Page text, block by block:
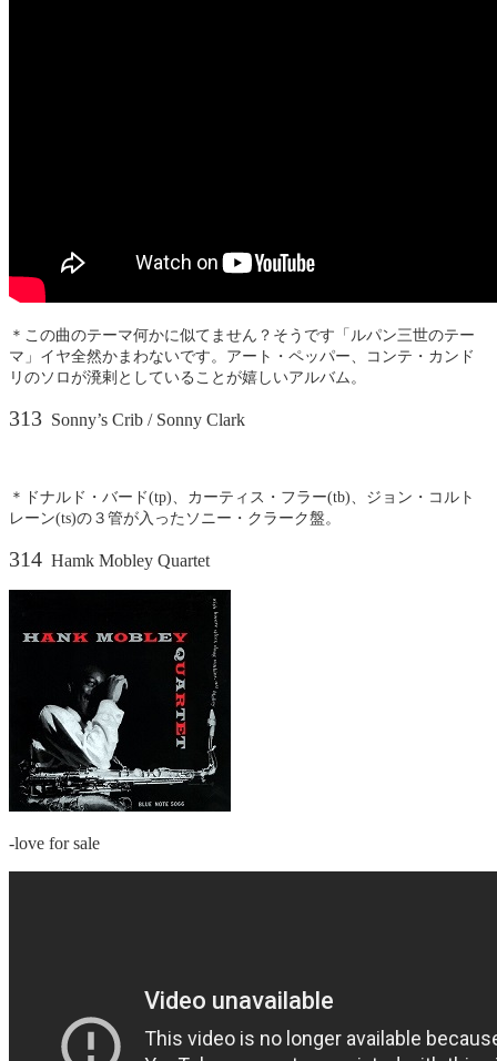
＊この曲のテーマ何かに似てません？そうです「ルパン三世のテー
マ」イヤ全然かまわないです。アート・ペッパー、コンテ・カンド
リのソロが溌剌としていることが嬉しいアルバム。
313 Sonny’s Crib / Sonny Clark
＊ドナルド・バード(tp)、カーティス・フラー(tb)、ジョン・コルト
レーン(ts)の３管が入ったソニー・クラーク盤。
314 Hamk Mobley Quartet
-love for sale